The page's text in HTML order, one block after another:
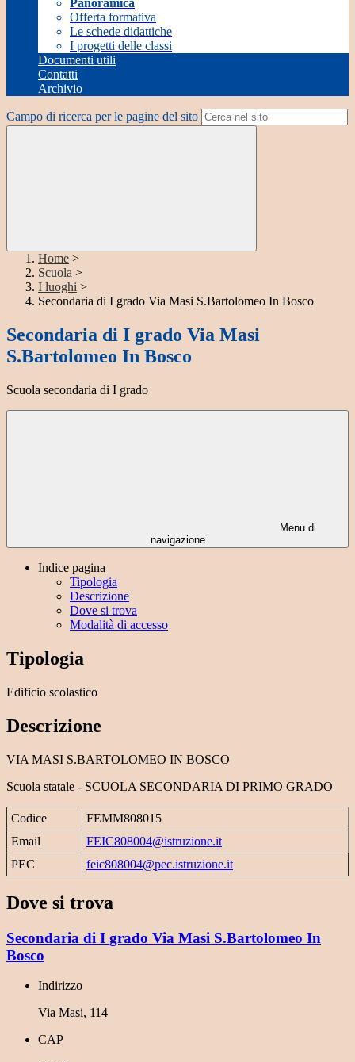
Panoramica
Offerta formativa
Le schede didattiche
I progetti delle classi
Documenti utili
Contatti
Archivio
Campo di ricerca per le pagine del sito
Home >
Scuola >
I luoghi >
Secondaria di I grado Via Masi S.Bartolomeo In Bosco
Secondaria di I grado Via Masi
S.Bartolomeo In Bosco
Scuola secondaria di I grado
Menu di
navigazione
Indice pagina
Tipologia
Descrizione
Dove si trova
Modalità di accesso
Tipologia
Edificio scolastico
Descrizione
VIA MASI S.BARTOLOMEO IN BOSCO
Scuola statale - SCUOLA SECONDARIA DI PRIMO GRADO
Codice
FEMM808015
Email
FEIC808004@istruzione.it
PEC
feic808004@pec.istruzione.it
Dove si trova
Secondaria di I grado Via Masi S.Bartolomeo In
Bosco
Indirizzo
Via Masi, 114
CAP